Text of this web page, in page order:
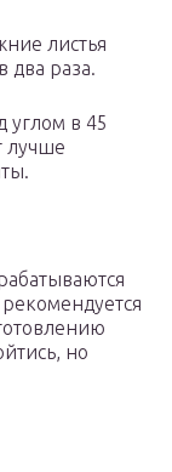
листья
два раза.
углом в 45
лучше
но